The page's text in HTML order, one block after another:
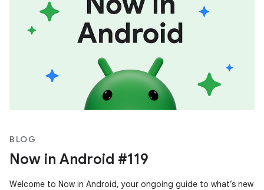
BLOG
Now in Android #119
Welcome to Now in Android, your ongoing guide to what’s new